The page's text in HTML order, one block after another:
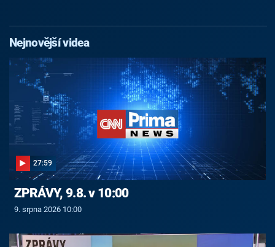
Nejnovější videa
27:59
ZPRÁVY, 9.8. v 10:00
9. srpna 2026 10:00